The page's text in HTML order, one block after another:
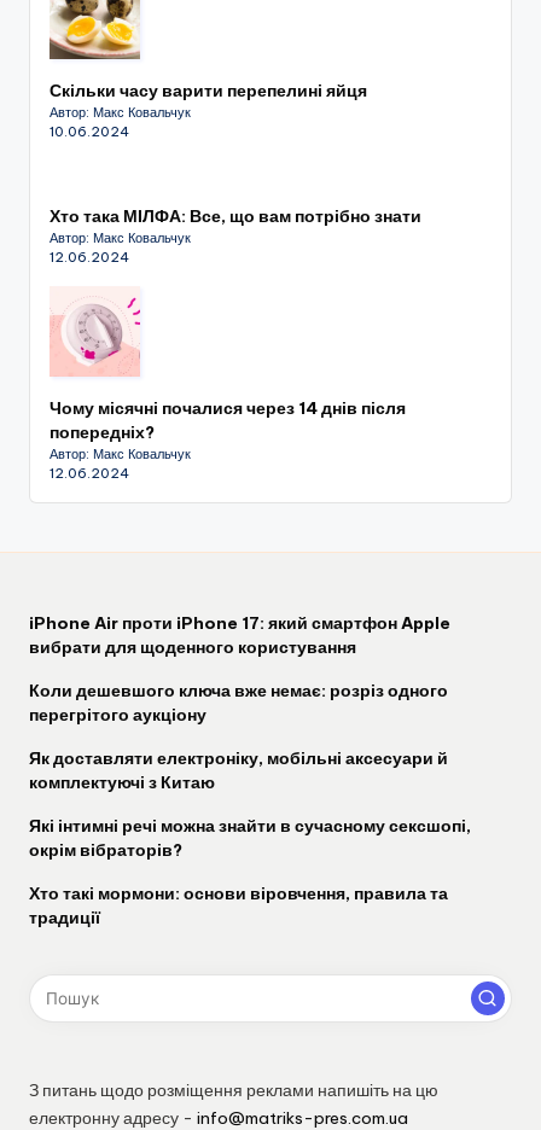
Скільки часу варити перепелині яйця
Автор: Макс Ковальчук
10.06.2024
Хто така МІЛФА: Все, що вам потрібно знати
Автор: Макс Ковальчук
12.06.2024
Чому місячні почалися через 14 днів після
попередніх?
Автор: Макс Ковальчук
12.06.2024
iPhone Air проти iPhone 17: який смартфон Apple
вибрати для щоденного користування
Коли дешевшого ключа вже немає: розріз одного
перегрітого аукціону
Як доставляти електроніку, мобільні аксесуари й
комплектуючі з Китаю
Які інтимні речі можна знайти в сучасному сексшопі,
окрім вібраторів?
Хто такі мормони: основи віровчення, правила та
традиції
З питань щодо розміщення реклами напишіть на цю
електронну адресу - info@matriks-pres.com.ua